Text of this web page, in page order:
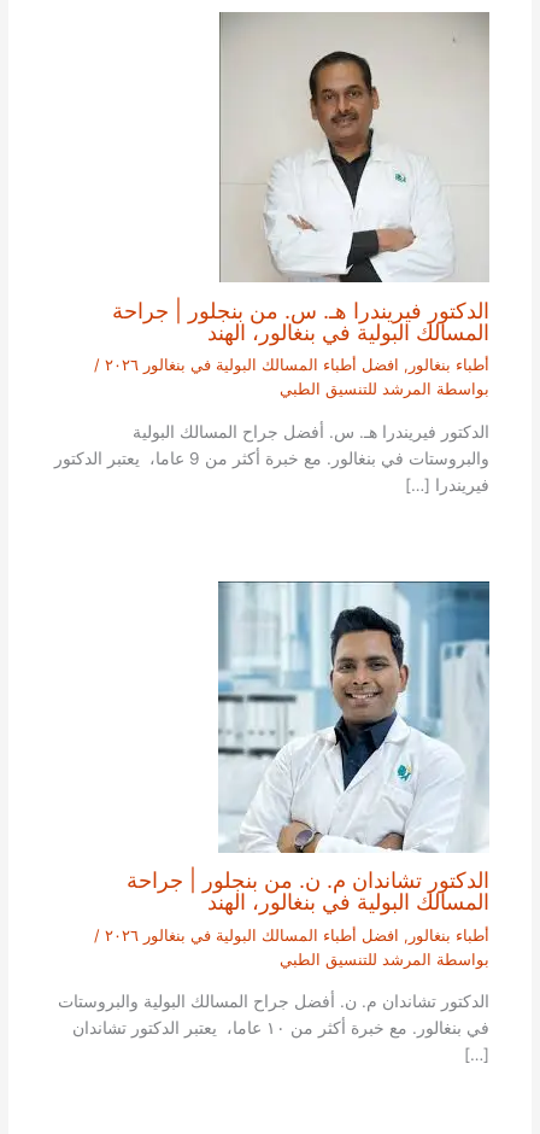
الدكتور فيريندرا هـ. س. من بنجلور | جراحة
المسالك البولية في بنغالور، الهند
أطباء بنغالور , افضل أطباء المسالك البولية في بنغالور ٢٠٢٦
/
بواسطة المرشد للتنسيق الطبي
الدكتور فيريندرا هـ. س. أفضل جراح المسالك البولية
والبروستات في بنغالور. مع خبرة أكثر من 9 عاما، يعتبر الدكتور
فيريندرا […]
الدكتور تشاندان م. ن. من بنجلور | جراحة
المسالك البولية في بنغالور، الهند
أطباء بنغالور , افضل أطباء المسالك البولية في بنغالور ٢٠٢٦
/
بواسطة المرشد للتنسيق الطبي
الدكتور تشاندان م. ن. أفضل جراح المسالك البولية والبروستات
في بنغالور. مع خبرة أكثر من ١٠ عاما، يعتبر الدكتور تشاندان
[…]